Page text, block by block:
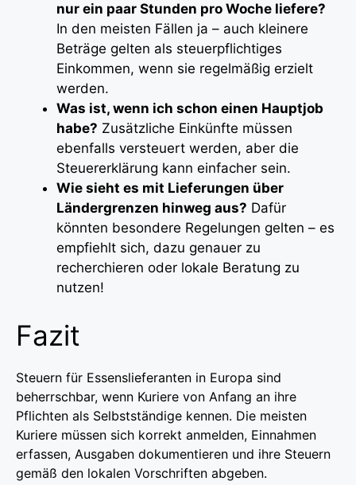
nur ein paar Stunden pro Woche liefere?
In den meisten Fällen ja – auch kleinere
Beträge gelten als steuerpflichtiges
Einkommen, wenn sie regelmäßig erzielt
werden.
Was ist, wenn ich schon einen Hauptjob
habe? Zusätzliche Einkünfte müssen
ebenfalls versteuert werden, aber die
Steuererklärung kann einfacher sein.
Wie sieht es mit Lieferungen über
Ländergrenzen hinweg aus? Dafür
könnten besondere Regelungen gelten – es
empfiehlt sich, dazu genauer zu
recherchieren oder lokale Beratung zu
nutzen!
Fazit
Steuern für Essenslieferanten in Europa sind
beherrschbar, wenn Kuriere von Anfang an ihre
Pflichten als Selbstständige kennen. Die meisten
Kuriere müssen sich korrekt anmelden, Einnahmen
erfassen, Ausgaben dokumentieren und ihre Steuern
gemäß den lokalen Vorschriften abgeben.